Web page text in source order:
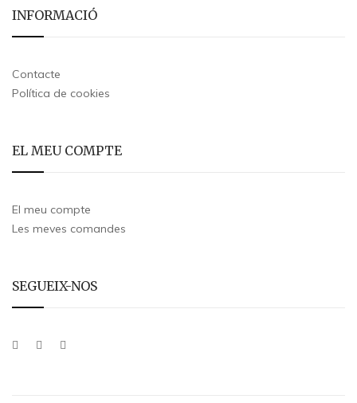
INFORMACIÓ
Contacte
Política de cookies
EL MEU COMPTE
El meu compte
Les meves comandes
SEGUEIX-NOS